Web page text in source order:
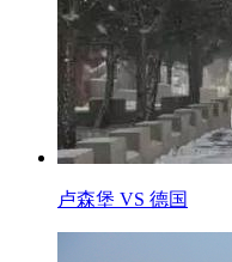
卢森堡 VS 德国